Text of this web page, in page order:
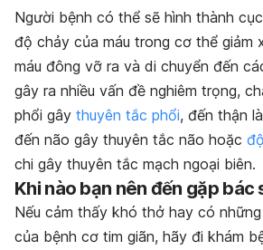
Người bệnh có thể sẽ hình thành
độ chảy của máu trong cơ thể giảm
máu đông vỡ ra và di chuyển đến
gây ra nhiều vấn đề nghiêm trọng,
phổi gây thuyên tắc phổi, đến thận
đến não gây thuyên tắc não hoặc
chi gây thuyên tắc mạch ngoại biên.
Khi nào bạn nên đến gặp bác
Nếu cảm thấy khó thở hay có
của bệnh cơ tim giãn, hãy đi khám